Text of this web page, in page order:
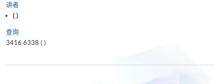
讲者
( )
查询
3416 6338 ( )